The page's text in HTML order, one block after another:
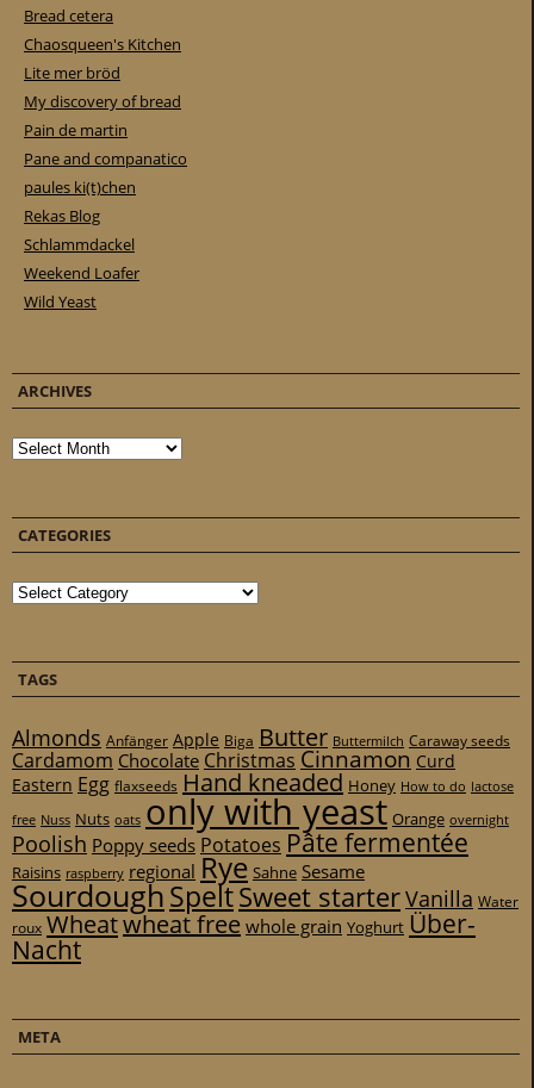
Bread cetera
Chaosqueen's Kitchen
Lite mer bröd
My discovery of bread
Pain de martin
Pane and companatico
paules ki(t)chen
Rekas Blog
Schlammdackel
Weekend Loafer
Wild Yeast
ARCHIVES
Archives
CATEGORIES
Categories
TAGS
Almonds Anfänger Apple Biga Butter Buttermilch Caraway seeds
Cardamom Chocolate Christmas Cinnamon Curd
Eastern Egg flaxseeds Hand kneaded Honey How to do lactose
free Nuss Nuts oats only with yeast Orange overnight
Poolish Poppy seeds Potatoes Pâte fermentée
Raisins raspberry regional Rye Sahne Sesame
SourdoughSpeltSweet starterVanilla Water
roux Wheatwheat freewhole grain Yoghurt Über-
Nacht
META